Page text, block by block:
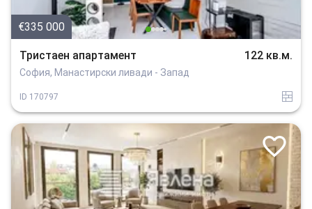
€335 000
Тристаен апартамент 122 кв.м.
София, Манастирски ливади - Запад
ID 170797 tuhla